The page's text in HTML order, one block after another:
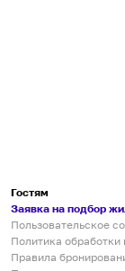
Гостям
Заявка на подбор
Пользовательское
Политика
Правила